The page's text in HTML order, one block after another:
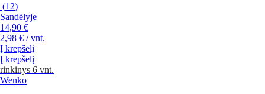
(12)
Sandėlyje
14,90 €
2,98 € / vnt.
Į krepšelį
Į krepšelį
rinkinys 6 vnt.
Wenko